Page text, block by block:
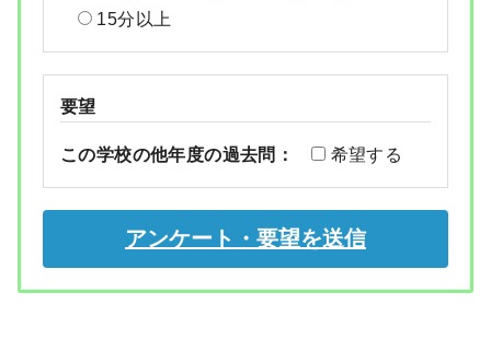
15分以上
要望
この学校の他年度の過去問： 希望する